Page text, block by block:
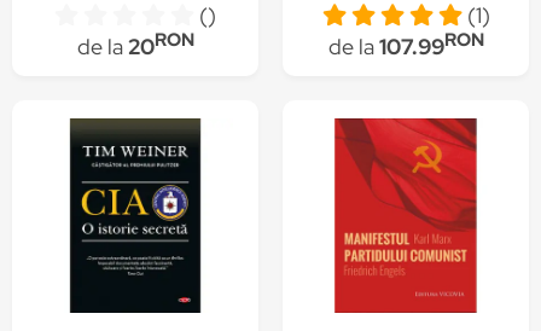
()
de la20RON
(1)
de la107.99RON